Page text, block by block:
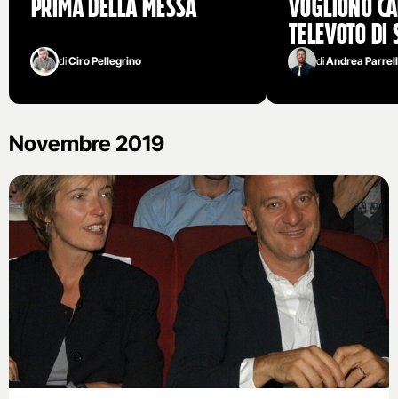
diCiro Pellegrino
televoto di
diAndrea
Novembre 2019